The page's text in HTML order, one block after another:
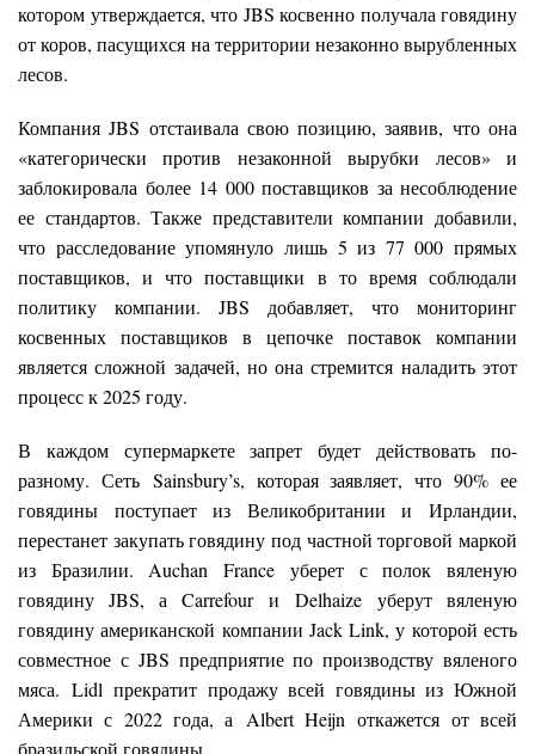
котором утверждается, что JBS косвенно получала говядину
от коров, пасущихся на территории незаконно вырубленных
лесов.
Компания JBS отстаивала свою позицию, заявив, что она
«категорически против незаконной вырубки лесов» и
заблокировала более 14 000 поставщиков за несоблюдение
ее стандартов. Также представители компании добавили,
что расследование упомянуло лишь 5 из 77 000 прямых
поставщиков, и что поставщики в то время соблюдали
политику компании. JBS добавляет, что мониторинг
косвенных поставщиков в цепочке поставок компании
является сложной задачей, но она стремится наладить этот
процесс к 2025 году.
В каждом супермаркете запрет будет действовать по-
разному. Сеть Sainsbury’s, которая заявляет, что 90% ее
говядины поступает из Великобритании и Ирландии,
перестанет закупать говядину под частной торговой маркой
из Бразилии. Auchan France уберет с полок вяленую
говядину JBS, а Carrefour и Delhaize уберут вяленую
говядину американской компании Jack Link, у которой есть
совместное с JBS предприятие по производству вяленого
мяса. Lidl прекратит продажу всей говядины из Южной
Америки с 2022 года, а Albert Heijn откажется от всей
бразильской говядины.